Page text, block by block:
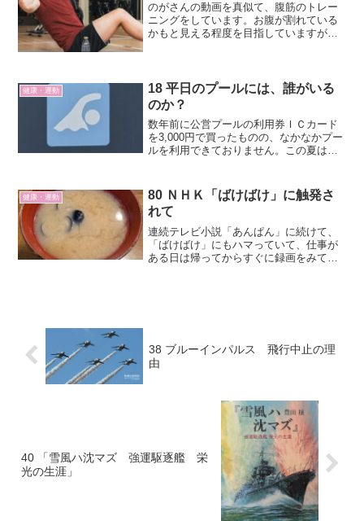
のがさんの動画を真似て、腹筋のトレー
ニングをしています。お腹が割れている
かもと見える程度を目指していますが、
健康・運動
18 平日のプールには、誰がいる
のか？
数年前に公営プールの利用券ＩＣカード
を3,000円で買ったものの、なかなかプー
ルを利用できておりません。この夏は今
お得だからです。夏季（6～9月）は時間
制にな...
健康・運動
80 ＮＨＫ「ばけばけ」に触発さ
れて
連続テレビ小説「あんぱん」に続けて、
「ばけばけ」にもハマっていて、仕事が
ある日は帰ってからすぐに録画をみて楽
ました。
38 ブルーインパルス 飛行中止の理
由
40 「雪風ハ沈マズ 強運駆逐艦 栄
光の生涯」